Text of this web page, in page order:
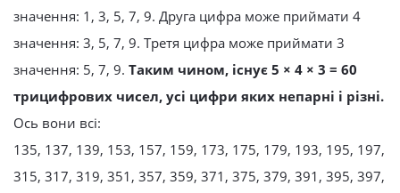
значення: 1, 3, 5, 7, 9. Друга цифра може приймати 4
значення: 3, 5, 7, 9. Третя цифра може приймати 3
значення: 5, 7, 9. Таким чином, існує 5 × 4 × 3 = 60
трицифрових чисел, усі цифри яких непарні і різні.
Ось вони всі:
135, 137, 139, 153, 157, 159, 173, 175, 179, 193, 195, 197,
315, 317, 319, 351, 357, 359, 371, 375, 379, 391, 395, 397,